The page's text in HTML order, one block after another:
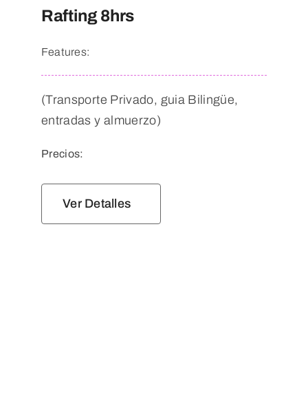
Rafting 8hrs
Features:
(Transporte Privado, guia Bilingüe,
entradas y almuerzo)
Precios:
Ver Detalles